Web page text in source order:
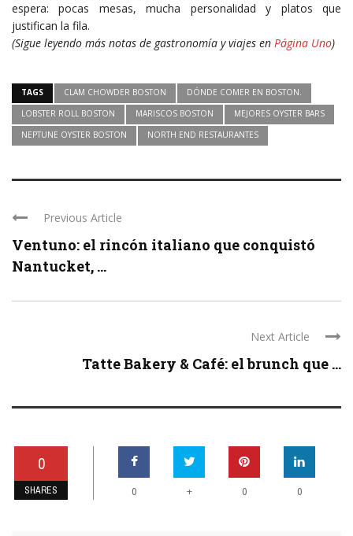
espera: pocas mesas, mucha personalidad y platos que
justifican la fila.
(Sigue leyendo más notas de gastronomía y viajes en Página Uno)
TAGS CLAM CHOWDER BOSTON
DÓNDE COMER EN BOSTON.
LOBSTER ROLL BOSTON
MARISCOS BOSTON
MEJORES OYSTER BARS
NEPTUNE OYSTER BOSTON
NORTH END RESTAURANTES
Previous Article
Ventuno: el rincón italiano que conquistó
Nantucket, ...
Next Article
Tatte Bakery & Café: el brunch que ...
0
SHARES 0 + 0 0